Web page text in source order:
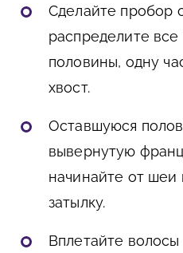
Сделайте пробор
распределите
половины, одну
хвост.
Оставшуюся
вывернутую
начинайте от шеи
затылку.
Вплетайте волосы